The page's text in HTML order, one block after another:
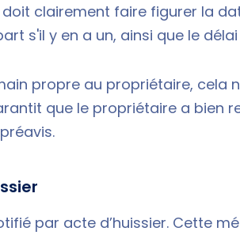
clairement faire figurer la
s'il y en a un, ainsi que le délai
propre au propriétaire, cela
que le propriétaire a bien
par acte d’huissier. Cette